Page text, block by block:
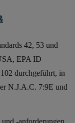
42, 53 und
EPA ID
durchgeführt, in
N.J.A.C. 7:9E und